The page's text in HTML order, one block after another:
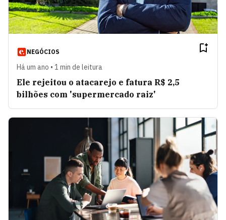
NEGÓCIOS
Há um ano • 1 min de leitura
Ele rejeitou o atacarejo e fatura R$ 2,5
bilhões com 'supermercado raiz'